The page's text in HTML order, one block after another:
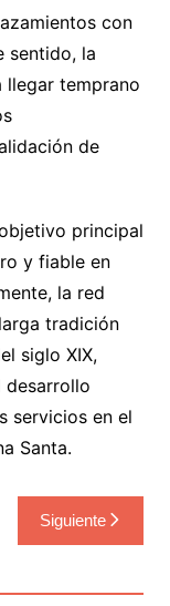
con
sentido, la
llegar temprano
de
principal
y fiable en
la red
tradición
siglo XIX,
desarrollo
servicios en el
Santa.
Siguiente